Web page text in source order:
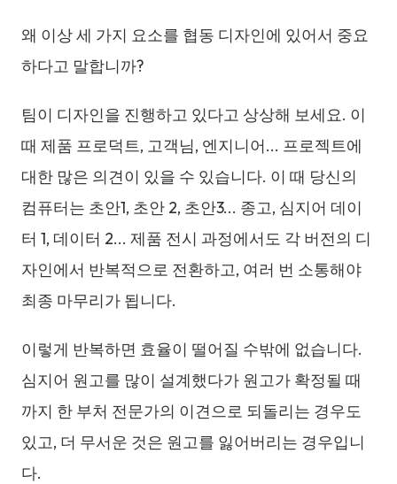
왜 이상 세 가지 요소를 협동 디자인에 있어서 중요
하다고 말합니까?
팀이 디자인을 진행하고 있다고 상상해 보세요. 이
때 제품 프로덕트, 고객님, 엔지니어... 프로젝트에
대한 많은 의견이 있을 수 있습니다. 이 때 당신의
컴퓨터는 초안1, 초안 2, 초안3... 종고, 심지어 데이
터 1, 데이터 2... 제품 전시 과정에서도 각 버전의 디
자인에서 반복적으로 전환하고, 여러 번 소통해야
최종 마무리가 됩니다.
이렇게 반복하면 효율이 떨어질 수밖에 없습니다.
심지어 원고를 많이 설계했다가 원고가 확정될 때
까지 한 부처 전문가의 이견으로 되돌리는 경우도
있고, 더 무서운 것은 원고를 잃어버리는 경우입니
다.